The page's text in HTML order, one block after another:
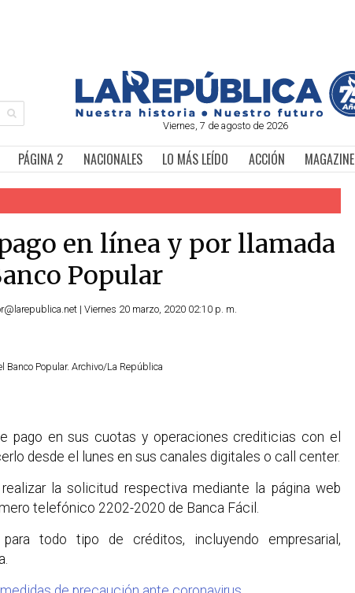
Viernes, 7 de agosto de 2026
PÁGINA 2 NACIONALES LO MÁS LEÍDO ACCIÓN MAGAZINE
en línea y por llamada
Popular
| Viernes 20 marzo, 2020 02:10 p. m.
Banco Popular. Archivo/La República
pago en sus cuotas y operaciones crediticias con el
desde el lunes en sus canales digitales o call center.
la solicitud respectiva mediante la página web
telefónico 2202-2020 de Banca Fácil.
todo tipo de créditos, incluyendo empresarial,